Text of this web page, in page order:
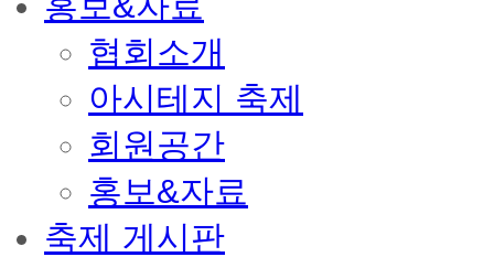
협회소개
아시테지 축제
회원공간
홍보&자료
축제 게시판